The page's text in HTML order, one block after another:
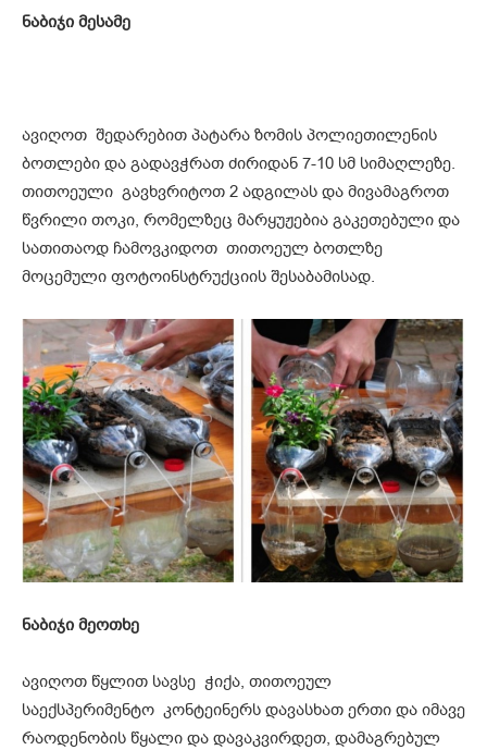
ნაბიჯი მესამე
ავიღოთ შედარებით პატარა ზომის პოლიეთილენის
ბოთლები და გადავჭრათ ძირიდან 7-10 სმ სიმაღლეზე.
თითოეული გავხვრიტოთ 2 ადგილას და მივამაგროთ
წვრილი თოკი, რომელზეც მარყუჟებია გაკეთებული და
სათითაოდ ჩამოვკიდოთ თითოეულ ბოთლზე
მოცემული ფოტოინსტრუქციის შესაბამისად.
ნაბიჯი მეოთხე
ავიღოთ წყლით სავსე ჭიქა, თითოეულ
საექსპერიმენტო კონტეინერს დავასხათ ერთი და იმავე
რაოდენობის წყალი და დავაკვირდეთ, დამაგრებულ